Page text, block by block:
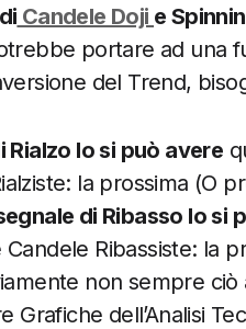
Candele Doji e
portare ad una
del Trend,
Rialzo lo si può avere
la prossima (O
di Ribasso lo si
Ribassiste: la
non sempre
Grafiche dell’Analisi